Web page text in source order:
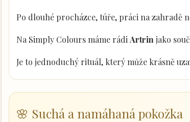
Po dlouhé procházce, túře, práci na zahradě
Na Simply Colours máme rádi Artrin jako
Je to jednoduchý rituál, který může krásně
🌸 Suchá a namáhaná pokožka